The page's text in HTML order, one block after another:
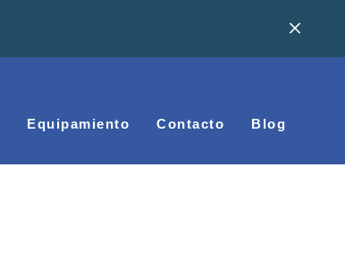
Equipamiento Contacto Blog